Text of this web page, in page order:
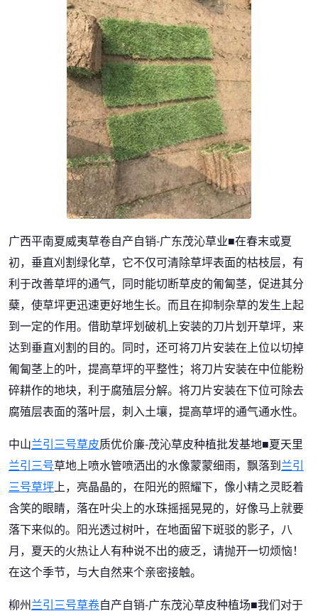
广西平南夏威夷草卷自产自销-广东茂沁草业■在春末或夏
初，垂直刈割绿化草，它不仅可清除草坪表面的枯枝层，有
利于改善草坪的通气，同时能切断草皮的匍匐茎，促进其分
蘖，使草坪更迅速更好地生长。而且在抑制杂草的发生上起
到一定的作用。借助草坪划破机上安装的刀片划开草坪，来
达到垂直刈割的目的。同时，还可将刀片安装在上位以切掉
匍匐茎上的叶，提高草坪的平整性；将刀片安装在中位能粉
碎耕作的地块，利于腐殖层分解。将刀片安装在下位可除去
腐殖层表面的落叶层，刺入土壤，提高草坪的通气通水性。
中山兰引三号草皮质优价廉-茂沁草皮种植批发基地■夏天里
兰引三号草地上喷水管喷洒出的水像蒙蒙细雨，飘落到兰引
三号草坪上，亮晶晶的，在阳光的照耀下，像小精之灵眨着
含笑的眼睛，落在叶尖上的水珠摇摇晃晃的，好像马上就要
落下来似的。阳光透过树叶，在地面留下斑驳的影子，八
月，夏天的火热让人有种说不出的疲乏，请抛开一切烦恼！
在这个季节，与大自然来个亲密接触。
柳州兰引三号草卷自产自销-广东茂沁草皮种植场■我们对于